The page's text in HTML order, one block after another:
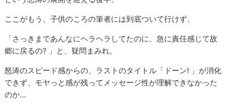
ここがもう、子供のころの筆者には到底ついて行けず、
「さっきまであんなにヘラヘラしてたのに、急に責任感じて故
郷に戻るの? 」と、疑問まみれ。
怒涛のスピード感からの、ラストのタイトル「ドーン! 」が消化
できず、モヤっと感が残ってメッセージ性が理解できなかった
のか…